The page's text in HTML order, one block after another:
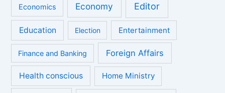
Economics Economy Editor
Education Election Entertainment
Finance and Banking Foreign Affairs
Health conscious Home Ministry